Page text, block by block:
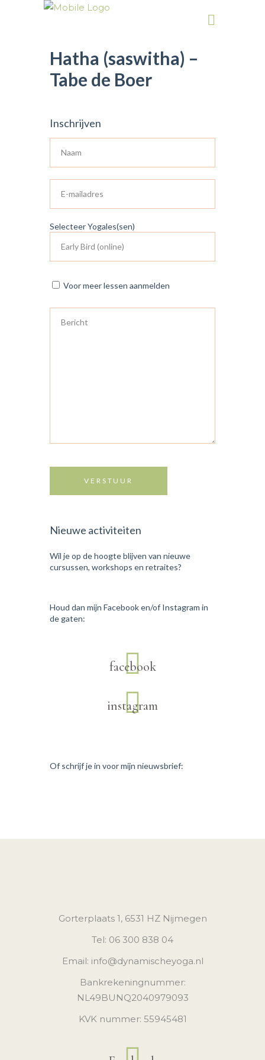
Hatha (saswitha) –
Tabe de Boer
Inschrijven
Selecteer Yogales(sen)
Voor meer lessen aanmelden
Nieuwe activiteiten
Wil je op de hoogte blijven van nieuwe
cursussen, workshops en retraites?
Houd dan mijn Facebook en/of Instagram in
de gaten:
facebook
instagram
Of schrijf je in voor mijn nieuwsbrief:
Gorterplaats 1, 6531 HZ Nijmegen
Tel: 06 300 838 04
Email: info@dynamischeyoga.nl
Bankrekeningnummer:
NL49BUNQ2040979093
KVK nummer: 55945481